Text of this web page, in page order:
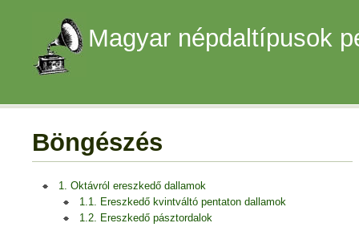
Magyar népdaltípusok
Böngészés
1. Oktávról ereszkedő dallamok
1.1. Ereszkedő kvintváltó pentaton dallamok
1.2. Ereszkedő pásztordalok